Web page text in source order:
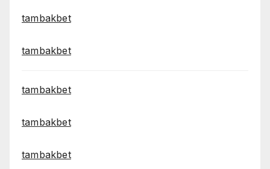
tambakbet
tambakbet
tambakbet
tambakbet
tambakbet